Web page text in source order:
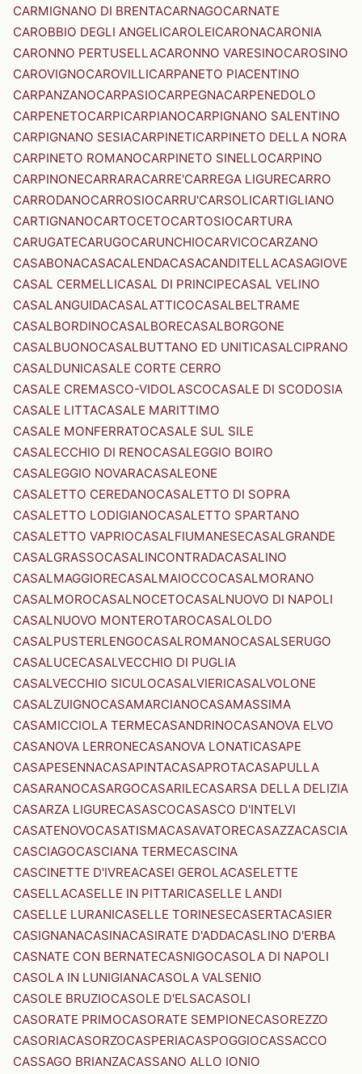
CARMIGNANO DI BRENTACARNAGOCARNATE
CAROBBIO DEGLI ANGELICAROLEICARONACARONIA
CARONNO PERTUSELLACARONNO VARESINOCAROSINO
CAROVIGNOCAROVILLICARPANETO PIACENTINO
CARPANZANOCARPASIOCARPEGNACARPENEDOLO
CARPENETOCARPICARPIANOCARPIGNANO SALENTINO
CARPIGNANO SESIACARPINETICARPINETO DELLA NORA
CARPINETO ROMANOCARPINETO SINELLOCARPINO
CARPINONECARRARACARRE'CARREGA LIGURECARRO
CARRODANOCARROSIOCARRU'CARSOLICARTIGLIANO
CARTIGNANOCARTOCETOCARTOSIOCARTURA
CARUGATECARUGOCARUNCHIOCARVICOCARZANO
CASABONACASACALENDACASACANDITELLACASAGIOVE
CASAL CERMELLICASAL DI PRINCIPECASAL VELINO
CASALANGUIDACASALATTICOCASALBELTRAME
CASALBORDINOCASALBORECASALBORGONE
CASALBUONOCASALBUTTANO ED UNITICASALCIPRANO
CASALDUNICASALE CORTE CERRO
CASALE CREMASCO-VIDOLASCOCASALE DI SCODOSIA
CASALE LITTACASALE MARITTIMO
CASALE MONFERRATOCASALE SUL SILE
CASALECCHIO DI RENOCASALEGGIO BOIRO
CASALEGGIO NOVARACASALEONE
CASALETTO CEREDANOCASALETTO DI SOPRA
CASALETTO LODIGIANOCASALETTO SPARTANO
CASALETTO VAPRIOCASALFIUMANESECASALGRANDE
CASALGRASSOCASALINCONTRADACASALINO
CASALMAGGIORECASALMAIOCCOCASALMORANO
CASALMOROCASALNOCETOCASALNUOVO DI NAPOLI
CASALNUOVO MONTEROTAROCASALOLDO
CASALPUSTERLENGOCASALROMANOCASALSERUGO
CASALUCECASALVECCHIO DI PUGLIA
CASALVECCHIO SICULOCASALVIERICASALVOLONE
CASALZUIGNOCASAMARCIANOCASAMASSIMA
CASAMICCIOLA TERMECASANDRINOCASANOVA ELVO
CASANOVA LERRONECASANOVA LONATICASAPE
CASAPESENNACASAPINTACASAPROTACASAPULLA
CASARANOCASARGOCASARILECASARSA DELLA DELIZIA
CASARZA LIGURECASASCOCASASCO D'INTELVI
CASATENOVOCASATISMACASAVATORECASAZZACASCIA
CASCIAGOCASCIANA TERMECASCINA
CASCINETTE D'IVREACASEI GEROLACASELETTE
CASELLACASELLE IN PITTARICASELLE LANDI
CASELLE LURANICASELLE TORINESECASERTACASIER
CASIGNANACASINACASIRATE D'ADDACASLINO D'ERBA
CASNATE CON BERNATECASNIGOCASOLA DI NAPOLI
CASOLA IN LUNIGIANACASOLA VALSENIO
CASOLE BRUZIOCASOLE D'ELSACASOLI
CASORATE PRIMOCASORATE SEMPIONECASOREZZO
CASORIACASORZOCASPERIACASPOGGIOCASSACCO
CASSAGO BRIANZACASSANO ALLO IONIO